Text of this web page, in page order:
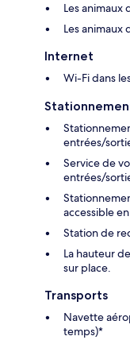
Les animaux
Les animaux
Internet
Wi-Fi dans
entrées/
Service de
entrées/
accessible
Station de
La hauteur
sur place.
Transports
Navette
temps)*